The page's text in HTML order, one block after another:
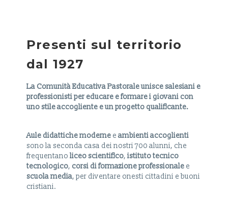
Presenti sul territorio
dal 1927
La Comunità Educativa Pastorale unisce salesiani e
professionisti per educare e formare i giovani con
uno stile accogliente e un progetto qualificante.
Aule didattiche moderne e ambienti accoglienti
sono la seconda casa dei nostri 700 alunni, che
frequentano liceo scientifico, istituto tecnico
tecnologico, corsi di formazione professionale e
scuola media, per diventare onesti cittadini e buoni
cristiani.